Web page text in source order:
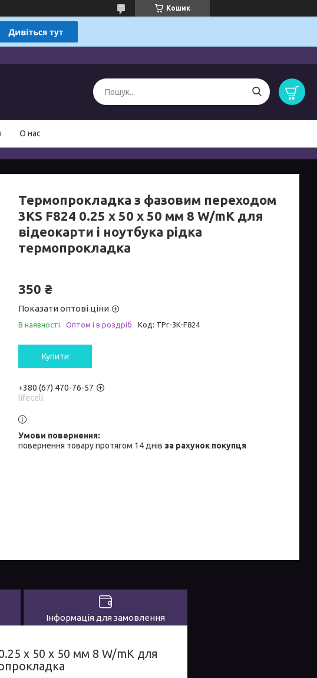
Кошик
О нас
Термопрокладка з фазовим переходом
3KS F824 0.25 x 50 x 50 мм 8 W/mK для
відеокарти і ноутбука рідка
термопрокладка
350 ₴
Показати оптові ціни
В наявності Оптом і в роздріб Код: TPr-3K-F824
Купити
+380 (67) 470-76-57
lifecell
повернення товару протягом 14 днів за рахунок покупця
Інформація для замовлення
x 50 x 50 мм 8 W/mK для